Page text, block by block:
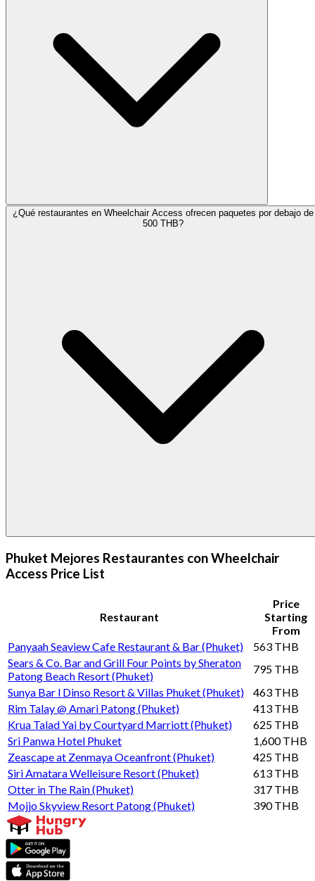
¿Qué restaurantes en Wheelchair Access ofrecen paquetes por debajo de
500 THB?
Phuket Mejores Restaurantes con Wheelchair
Access Price List
Restaurant
Price
Starting
From
Panyaah Seaview Cafe Restaurant & Bar (Phuket)
563 THB
Sears & Co. Bar and Grill Four Points by Sheraton
Patong Beach Resort (Phuket)
795 THB
Sunya Bar l Dinso Resort & Villas Phuket (Phuket)
463 THB
Rim Talay @ Amari Patong (Phuket)
413 THB
Krua Talad Yai by Courtyard Marriott (Phuket)
625 THB
Sri Panwa Hotel Phuket
1,600 THB
Zeascape at Zenmaya Oceanfront (Phuket)
425 THB
Siri Amatara Welleisure Resort (Phuket)
613 THB
Otter in The Rain (Phuket)
317 THB
Mojjo Skyview Resort Patong (Phuket)
390 THB